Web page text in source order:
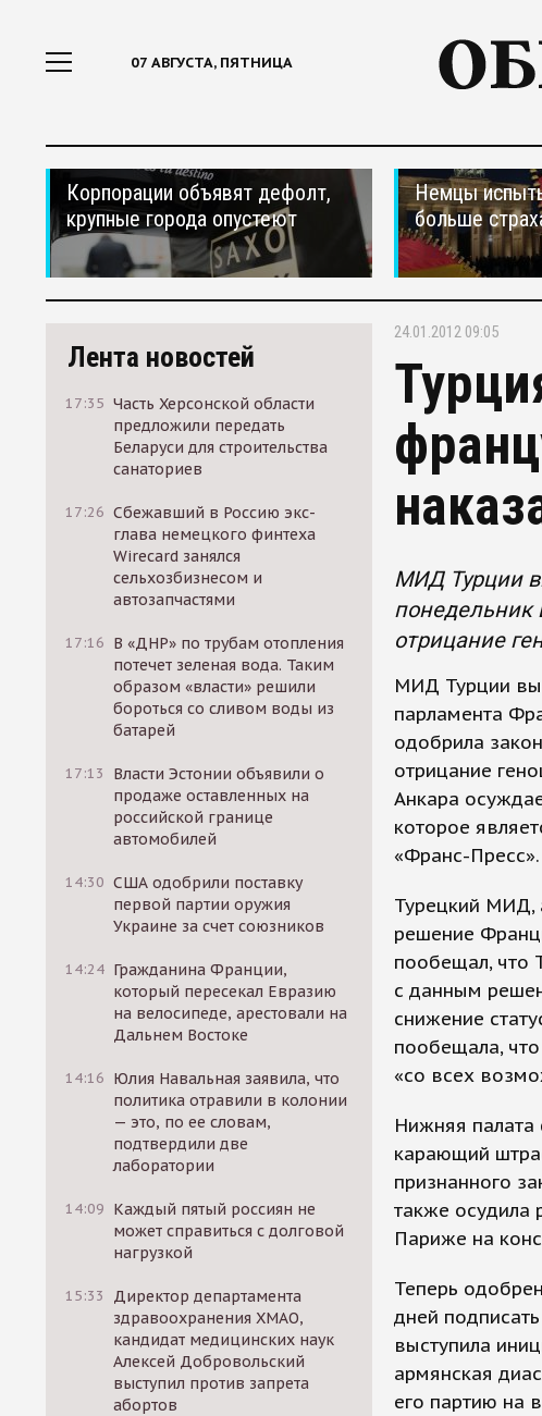
07 АВГУСТА, ПЯТНИЦА
Корпорации объявят дефолт,
крупные города опустеют
Немцы
больше
Лента новостей
17:35 Часть Херсонской области
предложили передать
Беларуси для строительства
санаториев
17:26 Сбежавший в Россию экс-
глава немецкого финтеха
Wirecard занялся
сельхозбизнесом и
автозапчастями
17:16 В «ДНР» по трубам отопления
потечет зеленая вода. Таким
образом «власти» решили
бороться со сливом воды из
батарей
17:13
Власти Эстонии объявили о
продаже оставленных на
российской границе
автомобилей
14:30 США одобрили поставку
первой партии оружия
Украине за счет союзников
14:24 Гражданина Франции,
который пересекал Евразию
на велосипеде, арестовали на
Дальнем Востоке
14:16 Юлия Навальная заявила, что
политика отравили в колонии
— это, по ее словам,
подтвердили две
лаборатории
14:09 Каждый пятый россиян не
может справиться с долговой
нагрузкой
15:33
Директор департамента
здравоохранения ХМАО,
кандидат медицинских наук
Алексей Добровольский
выступил против запрета
абортов
24.01.2012 09:05
МИД Турции
понедельник
отрицание
МИД Турции
парламента
одобрила
отрицание
Анкара
которое
«Франс-Пресс».
Турецкий МИД,
решение
пообещал, что
с данным
снижение
пообещала,
«со всех
Нижняя палата
карающий
признанного
также осудила
Париже на
Теперь
дней
выступила
армянская
его партию на